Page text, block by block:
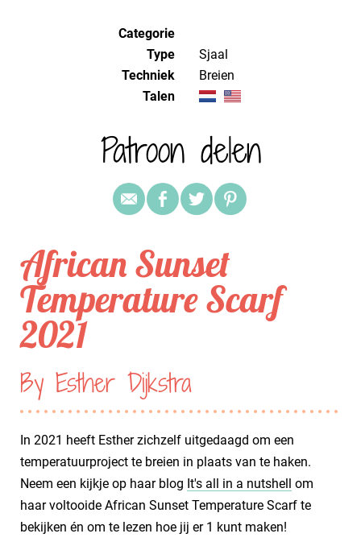
Categorie
Type
Sjaal
Techniek
breien
Talen
Patroon delen
African Sunset
Temperature Scarf
2021
By Esther Dijkstra
In 2021 heeft Esther zichzelf uitgedaagd om een
temperatuurproject te breien in plaats van te haken.
Neem een kijkje op haar blog It's all in a nutshell om
haar voltooide African Sunset Temperature Scarf te
bekijken én om te lezen hoe jij er 1 kunt maken!